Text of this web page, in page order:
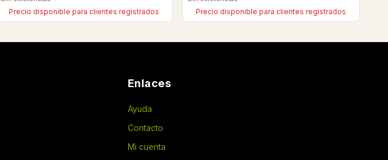
Precio disponible para clientes registrados Precio disponible para clientes registrados
Enlaces
Ayuda
Contacto
Mi cuenta